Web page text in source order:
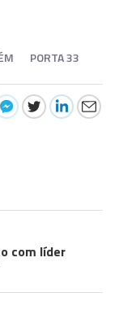
PORTA 33
com líder